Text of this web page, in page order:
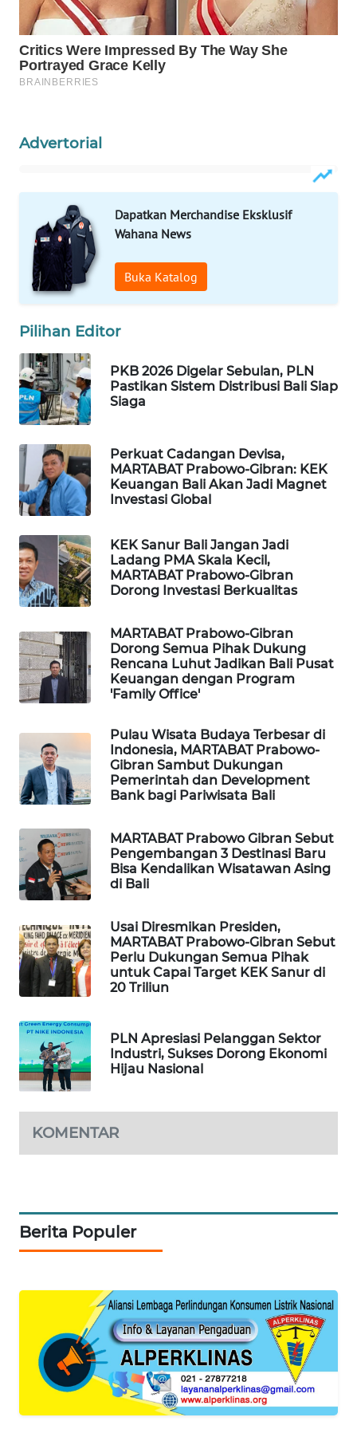
Advertorial
Dapatkan Merchandise Eksklusif
Wahana News
Buka Katalog
Pilihan Editor
PKB 2026 Digelar Sebulan, PLN
Pastikan Sistem Distribusi Bali Siap
Siaga
Perkuat Cadangan Devisa,
MARTABAT Prabowo-Gibran: KEK
Keuangan Bali Akan Jadi Magnet
Investasi Global
KEK Sanur Bali Jangan Jadi
Ladang PMA Skala Kecil,
MARTABAT Prabowo-Gibran
Dorong Investasi Berkualitas
MARTABAT Prabowo-Gibran
Dorong Semua Pihak Dukung
Rencana Luhut Jadikan Bali Pusat
Keuangan dengan Program
'Family Office'
Pulau Wisata Budaya Terbesar di
Indonesia, MARTABAT Prabowo-
Gibran Sambut Dukungan
Pemerintah dan Development
Bank bagi Pariwisata Bali
MARTABAT Prabowo Gibran Sebut
Pengembangan 3 Destinasi Baru
Bisa Kendalikan Wisatawan Asing
di Bali
Usai Diresmikan Presiden,
MARTABAT Prabowo-Gibran Sebut
Perlu Dukungan Semua Pihak
untuk Capai Target KEK Sanur di
20 Triliun
PLN Apresiasi Pelanggan Sektor
Industri, Sukses Dorong Ekonomi
Hijau Nasional
KOMENTAR
Berita Populer
PORTAL
KONSUMEN
ALPERKLINAS
TAMBANG
NEWS
SITUNGIR
NEWS
SIDIKALANG
NEWS
SIBARAGAS
NEWS
METRO
SIANTAR
NEWS
METRO
MEDAN
NEWS
METRO
NEWS
KRT
NEWS
KARING
NEWS
JURNAL
HUMBANG
NEWS
NEWS
FISUELRI
ID
ENERGI
NEWS
CILEUNGSI
NEWS
BERKAT
BERAMPU
NEWS
NEWS
AKHLAK
ID
PERAPKI